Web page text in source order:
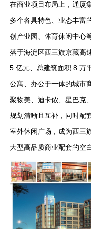
在商业项目布局上，通厦
多个各具特色、业态丰富
创产业园、体育休闲中心
落于海淀区西三旗京藏高
5 亿元、总建筑面积 8 万
公寓、办公于一体的城市
聚物美、迪卡侬、星巴克
规划清晰且互补，同时配
室外休闲广场，成为西三
大型高品质商业配套的空白